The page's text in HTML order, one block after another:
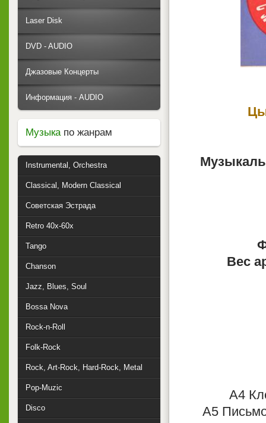
Вес
A4
A5
Laser Disk
DVD - AUDIO
Джазовые Концерты
Информация - AUDIO
Музыкапо жанрам
Instrumental, Orchestra
Classical, Modern Classical
Советская Эстрада
Retro 40x-60x
Tango
Chanson
Jazz, Blues, Soul
Bossa Nova
Rock-n-Roll
Folk-Rock
Rock, Art-Rock, Hard-Rock, Metal
Pop-Muzic
Disco